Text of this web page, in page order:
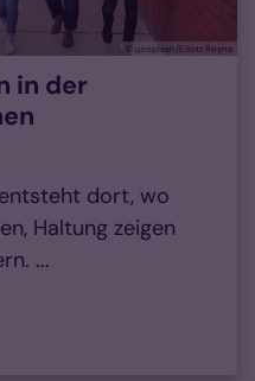
© unsplash/Eliott Reyna
in der
dort, wo
Haltung zeigen
...